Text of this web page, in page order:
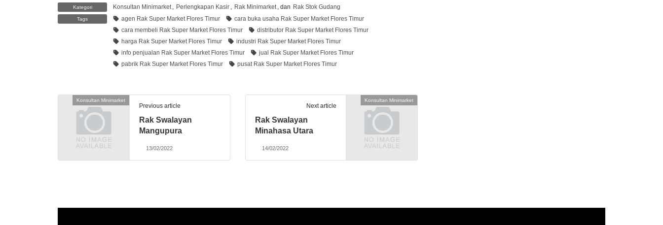
Kategori Konsultan Minimarket , Perlengkapan Kasir , Rak Minimarket , dan Rak Stok Gudang
Tags agen Rak Super Market Flores Timur
cara buka usaha Rak Super Market Flores Timur
cara membeli Rak Super Market Flores Timur
distributor Rak Super Market Flores Timur
harga Rak Super Market Flores Timur
industri Rak Super Market Flores Timur
info penjualan Rak Super Market Flores Timur
jual Rak Super Market Flores Timur
pabrik Rak Super Market Flores Timur
pusat Rak Super Market Flores Timur
Konsultan Minimarket
Previous article
Rak Swalayan
Mangupura
13/02/2022
Konsultan Minimarket
Next article
Rak Swalayan
Minahasa Utara
14/02/2022